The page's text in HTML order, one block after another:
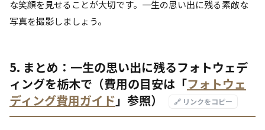
な笑顔を見せることが大切です。一生の思い出に残る素敵な
写真を撮影しましょう。
5. まとめ：一生の思い出に残るフォトウェデ
ィングを栃木で（費用の目安は「フォトウェ
ディング費用ガイド」参照） 🔗 リンクをコピー